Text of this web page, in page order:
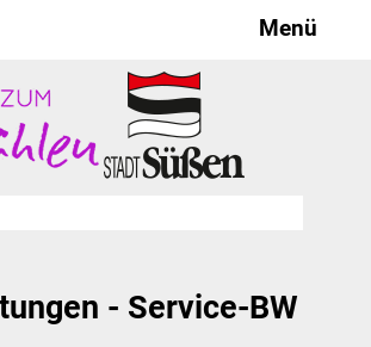
Menü
Stadt & Politik
Bürgermeister
Ausschüsse
- Service-BW